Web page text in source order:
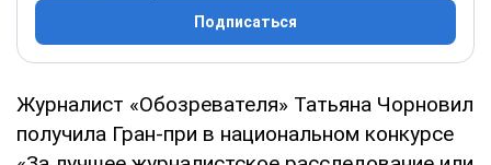
Подписаться
Журналист «Обозревателя» Татьяна Чорновил
получила Гран-при в национальном конкурсе